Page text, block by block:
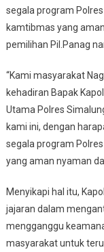
segala program
kamtibmas yang
pemilihan Pil.Panag
“Kami masyarakat
kehadiran Bapak
Utama Polres
kami ini, dengan
segala program
yang aman nyaman
Menyikapi hal itu,
jajaran dalam
mengganggu
masyarakat untuk